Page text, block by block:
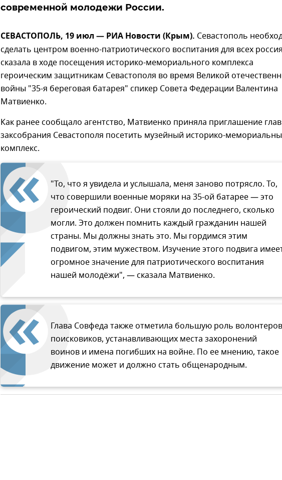
современной молодежи России.
СЕВАСТОПОЛЬ, 19 июл — РИА Новости (Крым). Севастополь
сделать центром военно-патриотического воспитания для всех
сказала в ходе посещения историко-мемориального комплекса
героическим защитникам Севастополя во время Великой
войны "35-я береговая батарея" спикер Совета Федерации Валентина
Матвиенко.
Как ранее сообщало агентство, Матвиенко приняла приглашение
заксобрания Севастополя посетить музейный историко-
комплекс.
"То, что я увидела и услышала, меня заново потрясло. То,
что совершили военные моряки на 35-ой батарее — это
героический подвиг. Они стояли до последнего, сколько
могли. Это должен помнить каждый гражданин нашей
страны. Мы должны знать это. Мы гордимся этим
подвигом, этим мужеством. Изучение этого подвига
огромное значение для патриотического воспитания
нашей молодёжи", — сказала Матвиенко.
Глава Совфеда также отметила большую роль
поисковиков, устанавливающих места захоронений
воинов и имена погибших на войне. По ее мнению, такое
движение может и должно стать общенародным.